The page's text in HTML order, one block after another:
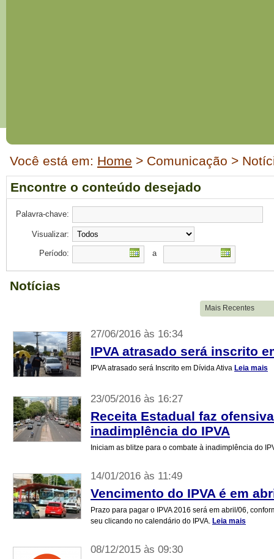
Início
do
conteúdo
Você está em: Home > Comunicação >
Encontre o conteúdo desejado
Palavra-chave:
Visualizar:
Período: a
Notícias
27/06/2016 às 16:34
IPVA atrasado será inscrito
IPVA atrasado será Inscrito em Dívida Ativa Leia mais
23/05/2016 às 16:27
Receita Estadual faz
inadimplência do IPVA
Iniciam as blitze para o combate à inadimplência do
14/01/2016 às 11:49
Vencimento do IPVA é em
Prazo para pagar o IPVA 2016 será em abril/06,
seu clicando no calendário do IPVA. Leia mais
08/12/2015 às 09:30